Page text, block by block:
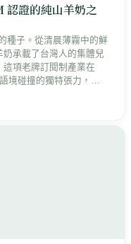
認證的純山羊奶之
種子。從清晨薄霧中的鮮
承載了台灣人的集體兒
這項老牌訂閱制產業在
境碰撞的獨特張力，也